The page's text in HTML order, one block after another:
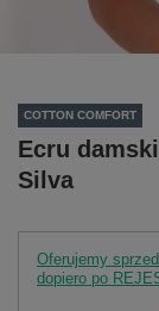
COTTON COMFORT
Ecru
Silva
Oferujemy
dopiero po